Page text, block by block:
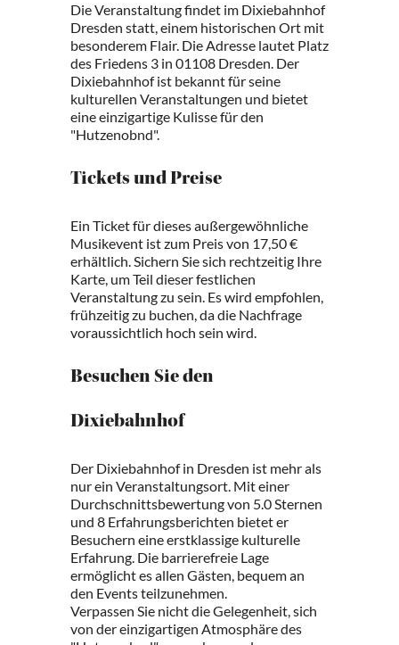
Die Veranstaltung findet im Dixiebahnhof
Dresden statt, einem historischen Ort mit
besonderem Flair. Die Adresse lautet Platz
des Friedens 3 in 01108 Dresden. Der
Dixiebahnhof ist bekannt für seine
kulturellen Veranstaltungen und bietet
eine einzigartige Kulisse für den
"Hutzenobnd".
Tickets und Preise
Ein Ticket für dieses außergewöhnliche
Musikevent ist zum Preis von 17,50 €
erhältlich. Sichern Sie sich rechtzeitig Ihre
Karte, um Teil dieser festlichen
Veranstaltung zu sein. Es wird empfohlen,
frühzeitig zu buchen, da die Nachfrage
voraussichtlich hoch sein wird.
Besuchen Sie den
Dixiebahnhof
Der Dixiebahnhof in Dresden ist mehr als
nur ein Veranstaltungsort. Mit einer
Durchschnittsbewertung von 5.0 Sternen
und 8 Erfahrungsberichten bietet er
Besuchern eine erstklassige kulturelle
Erfahrung. Die barrierefreie Lage
ermöglicht es allen Gästen, bequem an
den Events teilzunehmen.
Verpassen Sie nicht die Gelegenheit, sich
von der einzigartigen Atmosphäre des